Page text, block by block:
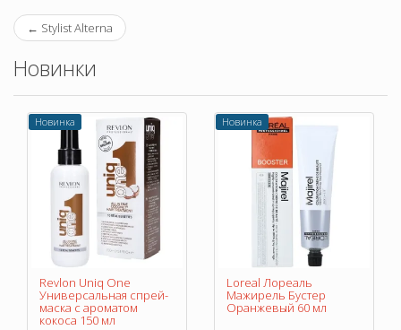
← Stylist Alterna
Новинки
Новинка
Revlon Uniq One
Универсальная спрей-
маска с ароматом
кокоса 150 мл
Новинка
Loreal Лореаль
Мажирель Бустер
Оранжевый 60 мл